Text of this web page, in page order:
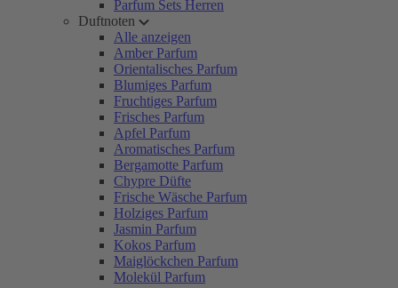
Parfum Sets Herren
Duftnoten
Alle anzeigen
Amber Parfum
Orientalisches Parfum
Blumiges Parfum
Fruchtiges Parfum
Frisches Parfum
Apfel Parfum
Aromatisches Parfum
Bergamotte Parfum
Chypre Düfte
Frische Wäsche Parfum
Holziges Parfum
Jasmin Parfum
Kokos Parfum
Maiglöckchen Parfum
Molekül Parfum